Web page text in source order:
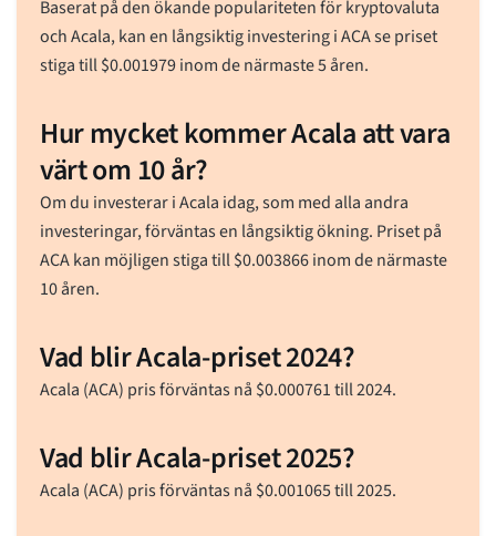
Baserat på den ökande populariteten för kryptovaluta
och Acala, kan en långsiktig investering i ACA se priset
stiga till$0.001979inom de närmaste 5 åren.
Hur mycket kommer Acala att vara
värt om 10 år?
Om du investerar i Acala idag, som med alla andra
investeringar, förväntas en långsiktig ökning. Priset på
ACA kan möjligen stiga till$0.003866inom de närmaste
10 åren.
Vad blir Acala-priset 2024?
Acala (ACA) pris förväntas nå $0.000761till 2024.
Vad blir Acala-priset 2025?
Acala (ACA) pris förväntas nå $0.001065till 2025.